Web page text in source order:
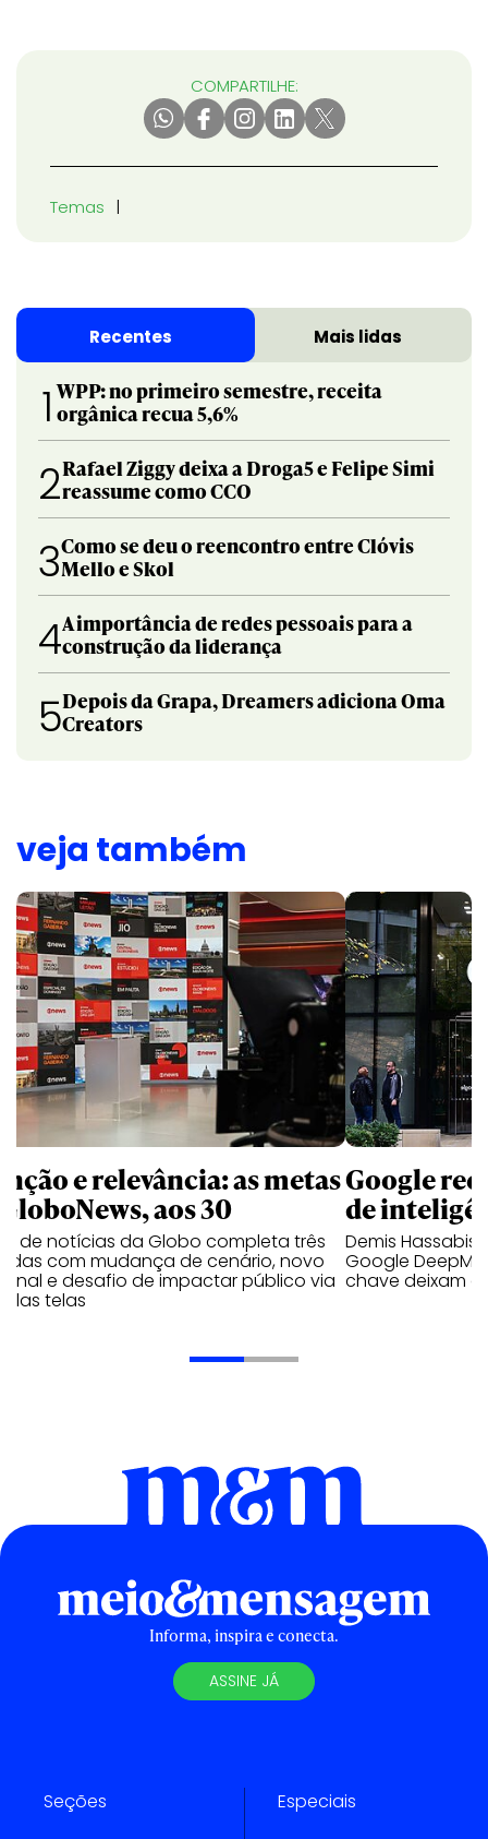
COMPARTILHE:
Temas
Recentes Mais lidas
1 WPP: no primeiro semestre, receita
orgânica recua 5,6%
2Rafael Ziggy deixa a Droga5 e Felipe Simi
reassume como CCO
3Como se deu o reencontro entre Clóvis
Mello e Skol
4A importância de redes pessoais para a
construção da liderança
5Depois da Grapa, Dreamers adiciona Oma
Creators
veja também
e relevância: as metas
aos 30
de notícias da Globo completa três
com mudança de cenário, novo
e desafio de impactar público via
telas
Google
de
Demis
Google
chave deixam a
Informa, inspira e conecta.
ASSINE JÁ
Seções Especiais